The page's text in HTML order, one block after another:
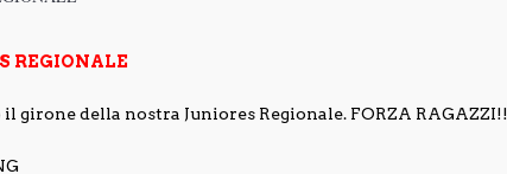
REGIONALE
girone della nostra Juniores Regionale. FORZA RAGAZZI!!